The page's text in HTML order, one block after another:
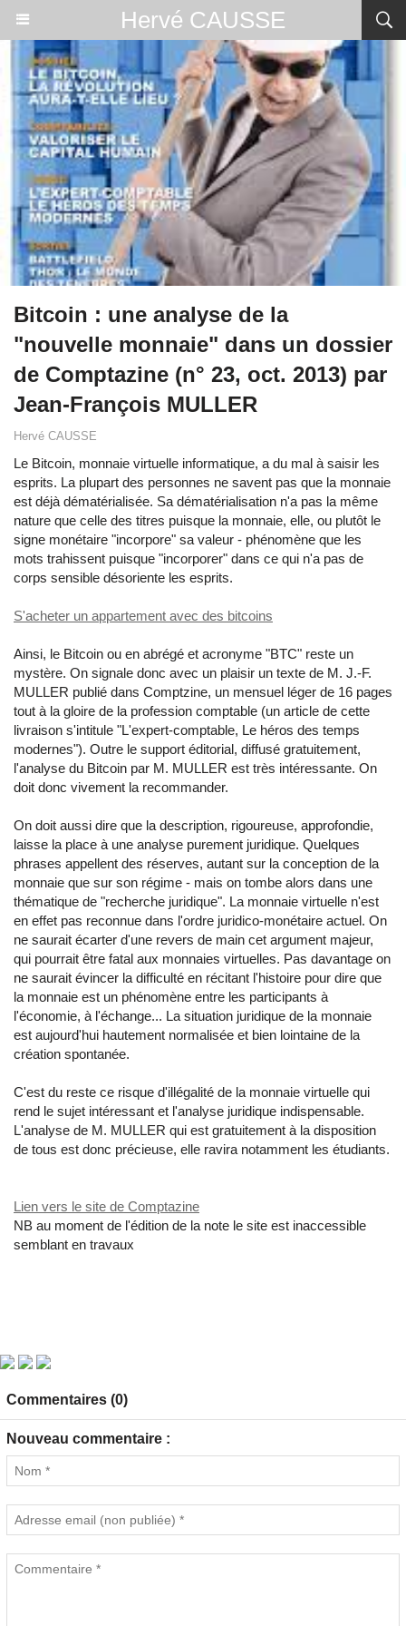
Hervé CAUSSE
Bitcoin : une analyse de la
"nouvelle monnaie" dans un dossier
de Comptazine (n° 23, oct. 2013) par
Jean-François MULLER
Hervé CAUSSE
Le Bitcoin, monnaie virtuelle informatique, a du mal à saisir les
esprits. La plupart des personnes ne savent pas que la monnaie
est déjà dématérialisée. Sa dématérialisation n'a pas la même
nature que celle des titres puisque la monnaie, elle, ou plutôt le
signe monétaire "incorpore" sa valeur - phénomène que les
mots trahissent puisque "incorporer" dans ce qui n'a pas de
corps sensible désoriente les esprits.
S'acheter un appartement avec des bitcoins
Ainsi, le Bitcoin ou en abrégé et acronyme "BTC" reste un
mystère. On signale donc avec un plaisir un texte de M. J.-F.
MULLER publié dans Comptzine, un mensuel léger de 16 pages
tout à la gloire de la profession comptable (un article de cette
livraison s'intitule "L'expert-comptable, Le héros des temps
modernes"). Outre le support éditorial, diffusé gratuitement,
l'analyse du Bitcoin par M. MULLER est très intéressante. On
doit donc vivement la recommander.
On doit aussi dire que la description, rigoureuse, approfondie,
laisse la place à une analyse purement juridique. Quelques
phrases appellent des réserves, autant sur la conception de la
monnaie que sur son régime - mais on tombe alors dans une
thématique de "recherche juridique". La monnaie virtuelle n'est
en effet pas reconnue dans l'ordre juridico-monétaire actuel. On
ne saurait écarter d'une revers de main cet argument majeur,
qui pourrait être fatal aux monnaies virtuelles. Pas davantage on
ne saurait évincer la difficulté en récitant l'histoire pour dire que
la monnaie est un phénomène entre les participants à
l'économie, à l'échange... La situation juridique de la monnaie
est aujourd'hui hautement normalisée et bien lointaine de la
création spontanée.
C'est du reste ce risque d'illégalité de la monnaie virtuelle qui
rend le sujet intéressant et l'analyse juridique indispensable.
L'analyse de M. MULLER qui est gratuitement à la disposition
de tous est donc précieuse, elle ravira notamment les étudiants.
Lien vers le site de Comptazine
NB au moment de l'édition de la note le site est inaccessible
semblant en travaux
Commentaires (0)
Nouveau commentaire :